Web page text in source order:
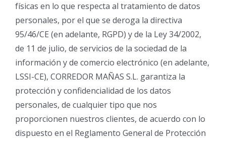
físicas en lo que respecta al tratamiento de datos
personales, por el que se deroga la directiva
95/46/CE (en adelante, RGPD) y de la Ley 34/2002,
de 11 de julio, de servicios de la sociedad de la
información y de comercio electrónico (en adelante,
LSSI-CE), CORREDOR MAÑAS S.L. garantiza la
protección y confidencialidad de los datos
personales, de cualquier tipo que nos
proporcionen nuestros clientes, de acuerdo con lo
dispuesto en el Reglamento General de Protección